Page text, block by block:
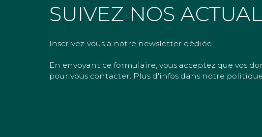
SUIVEZ NOS
Inscrivez-vous à notre newsletter dédiée
En envoyant ce formulaire, vous acceptez que vos
pour vous contacter. Plus d'infos dans notre